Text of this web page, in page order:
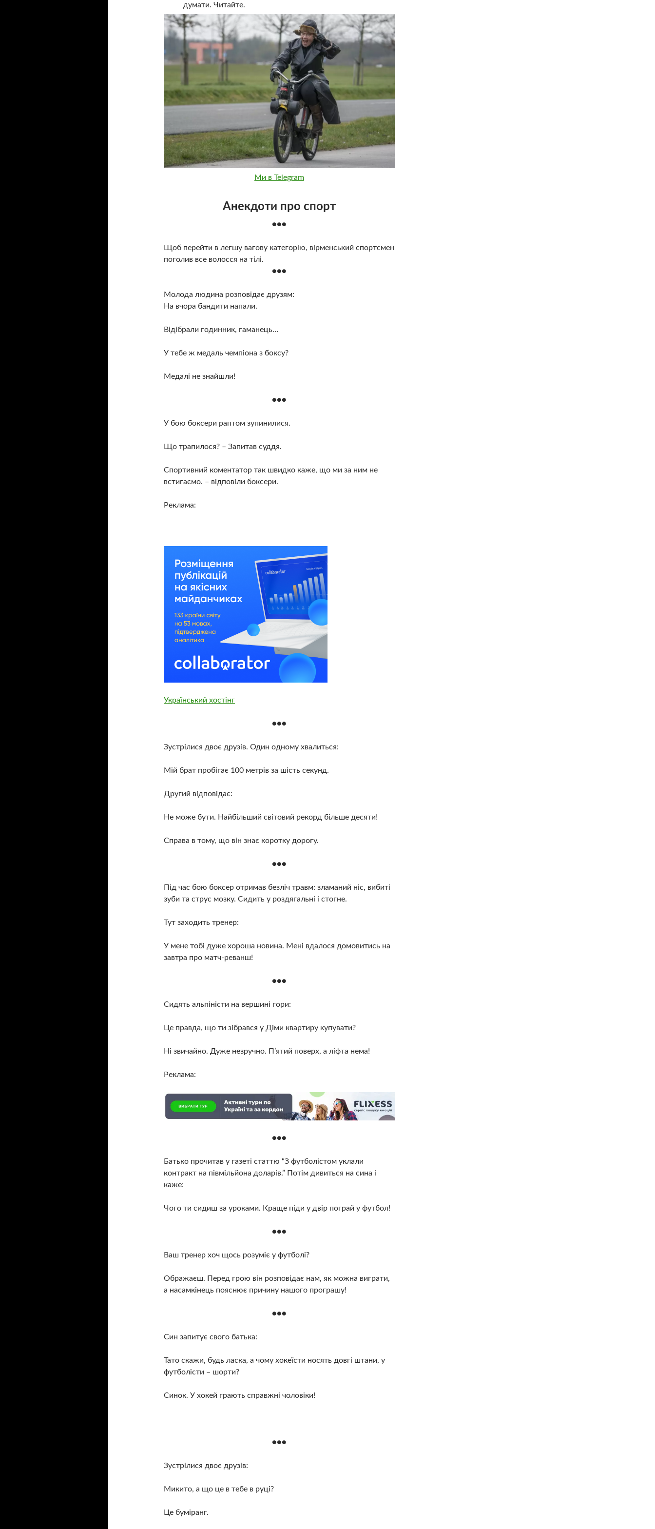
думати. Читайте.
Ми в Telegram
Анекдоти про спорт
●●●
Щоб перейти в легшу вагову категорію, вірменський спортсмен
поголив все волосся на тілі.
●●●
Молода людина розповідає друзям:
На вчора бандити напали.
Відібрали годинник, гаманець…
У тебе ж медаль чемпіона з боксу?
Медалі не знайшли!
●●●
У бою боксери раптом зупинилися.
Що трапилося? – Запитав суддя.
Спортивний коментатор так швидко каже, що ми за ним не
встигаємо. – відповіли боксери.
Реклама:
Український хостінг
●●●
Зустрілися двоє друзів. Один одному хвалиться:
Мій брат пробігає 100 метрів за шість секунд.
Другий відповідає:
Не може бути. Найбільший світовий рекорд більше десяти!
Справа в тому, що він знає коротку дорогу.
●●●
Під час бою боксер отримав безліч травм: зламаний ніс, вибиті
зуби та струс мозку. Сидить у роздягальні і стогне.
Тут заходить тренер:
У мене тобі дуже хороша новина. Мені вдалося домовитись на
завтра про матч-реванш!
●●●
Сидять альпіністи на вершині гори:
Це правда, що ти зібрався у Діми квартиру купувати?
Ні звичайно. Дуже незручно. П’ятий поверх, а ліфта нема!
Реклама:
●●●
Батько прочитав у газеті статтю “З футболістом уклали
контракт на півмільйона доларів.” Потім дивиться на сина і
каже:
Чого ти сидиш за уроками. Краще піди у двір пограй у футбол!
●●●
Ваш тренер хоч щось розуміє у футболі?
Ображаєш. Перед грою він розповідає нам, як можна виграти,
а насамкінець пояснює причину нашого програшу!
●●●
Син запитує свого батька:
Тато скажи, будь ласка, а чому хокеїсти носять довгі штани, у
футболісти – шорти?
Синок. У хокей грають справжні чоловіки!
●●●
Зустрілися двоє друзів:
Микито, а що це в тебе в руці?
Це буміранг.